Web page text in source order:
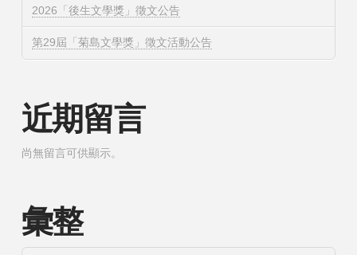
2026「後生文學獎」徵文公告
第29屆「菊島文學獎」徵文活動公告
近期留言
尚無留言可供顯示。
彙整